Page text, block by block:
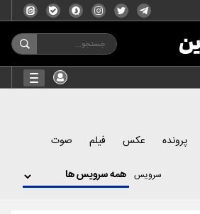
پرونده عکس فیلم صوت
سرویس